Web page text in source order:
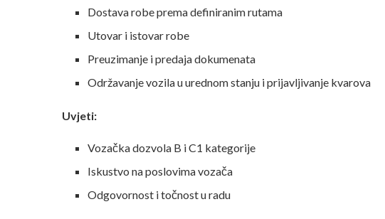
Dostava robe prema definiranim rutama
Utovar i istovar robe
Preuzimanje i predaja dokumenata
Održavanje vozila u urednom stanju i prijavljivanje kvarova
Uvjeti:
Vozačka dozvola B i C1 kategorije
Iskustvo na poslovima vozača
Odgovornost i točnost u radu